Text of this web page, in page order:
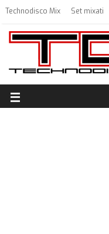
Technodisco Mix Set mixati